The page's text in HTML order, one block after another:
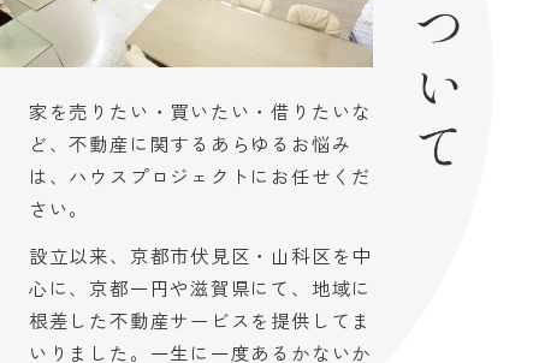
2026.07.14
オシャレ内装の新築戸建を是非現地でご
内覧ください！
⭐⭐新築戸建の内装完成につきご内覧
可能⭐⭐
ハウスプロジェクトの売主物件につき
数料が無料です！
【京都府城陽市】
新築戸建 城陽市平川広田 2980万円
物件詳細はコチラをクリック
家を売りたい・買いたい・借りたいな
ど、不動産に関するあらゆるお悩み
は、ハウスプロジェクトにお任せくだ
さい。
設立以来、京都市伏見区・山科区を中
心に、京都一円や滋賀県にて、地域に
根差した不動産サービスを提供してま
いりました。一生に一度あるかないか